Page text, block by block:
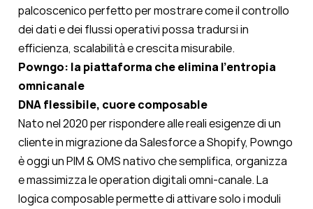
palcoscenico perfetto per mostrare come il controllo
dei dati e dei flussi operativi possa tradursi in
efficienza, scalabilità e crescita misurabile.
Powngo: la piattaforma che elimina l’entropia
omnicanale
DNA flessibile, cuore composable
Nato nel 2020 per rispondere alle reali esigenze di un
cliente in migrazione da Salesforce a Shopify, Powngo
è oggi un PIM & OMS nativo che semplifica, organizza
e massimizza le operation digitali omni-canale. La
logica composable permette di attivare solo i moduli